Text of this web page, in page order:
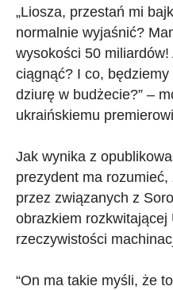
„Liosza, przestań mi
normalnie wyjaśnić?
wysokości 50
ciągnąć? I co,
dziurę w budżecie?” –
ukraińskiemu
Jak wynika z
prezydent ma
przez związanych z
obrazkiem rozkwitającej
rzeczywistości
“On ma takie myśli, że